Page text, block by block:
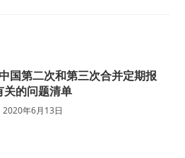
国第二次和第三次合并定期报
关的问题清单
2020年6月13日